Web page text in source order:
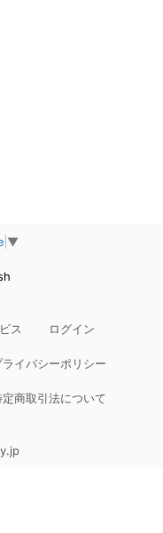
▼
ス ログイン
ライバシーポリシー
定商取引法について